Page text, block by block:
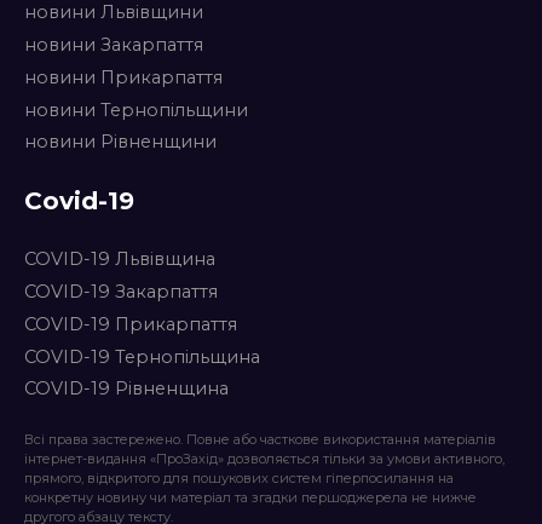
новини Львівщини
новини Закарпаття
новини Прикарпаття
новини Тернопільщини
новини Рівненщини
Covid-19
COVID-19 Львівщина
COVID-19 Закарпаття
COVID-19 Прикарпаття
COVID-19 Тернопільщина
COVID-19 Рівненщина
Всі права застережено. Повне або часткове використання матеріалів
інтернет-видання «ПроЗахід» дозволяється тільки за умови активного,
прямого, відкритого для пошукових систем гіперпосилання на
конкретну новину чи матеріал та згадки першоджерела не нижче
другого абзацу тексту.